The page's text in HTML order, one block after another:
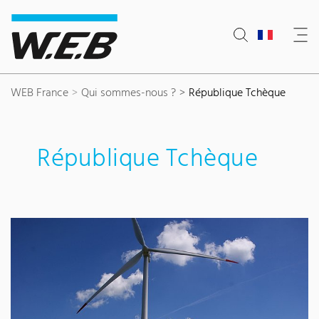
Content Area
Search
Main navigation
Contact
Footer
WEB France Qui sommes-nous ? République Tchèque
République Tchèque